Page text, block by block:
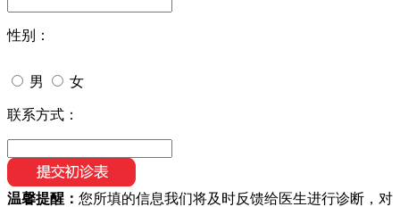
性别：
男 女
联系方式：
温馨提醒： 您所填的信息我们将及时反馈给医生进行诊断，对